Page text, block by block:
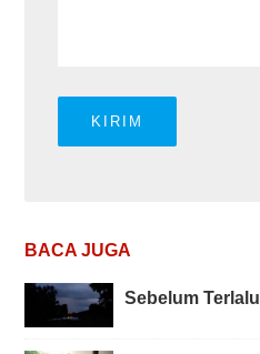
BACA JUGA
Sebelum